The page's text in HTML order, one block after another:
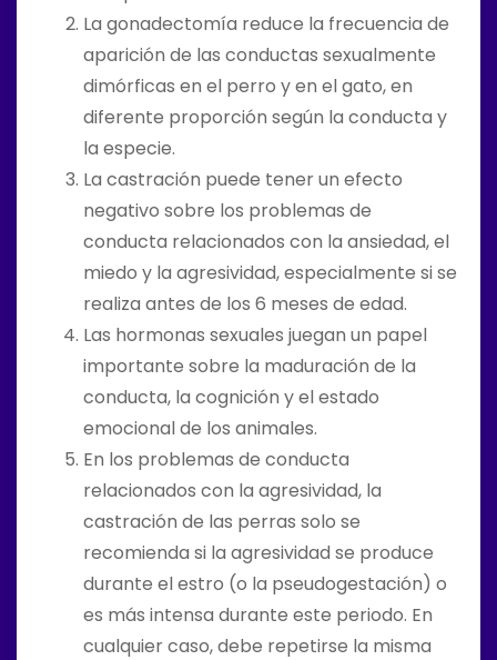
La gonadectomía reduce la frecuencia de
aparición de las conductas sexualmente
dimórficas en el perro y en el gato, en
diferente proporción según la conducta y
la especie.
La castración puede tener un efecto
negativo sobre los problemas de
conducta relacionados con la ansiedad, el
miedo y la agresividad, especialmente si se
realiza antes de los 6 meses de edad.
Las hormonas sexuales juegan un papel
importante sobre la maduración de la
conducta, la cognición y el estado
emocional de los animales.
En los problemas de conducta
relacionados con la agresividad, la
castración de las perras solo se
recomienda si la agresividad se produce
durante el estro (o la pseudogestación) o
es más intensa durante este periodo. En
cualquier caso, debe repetirse la misma